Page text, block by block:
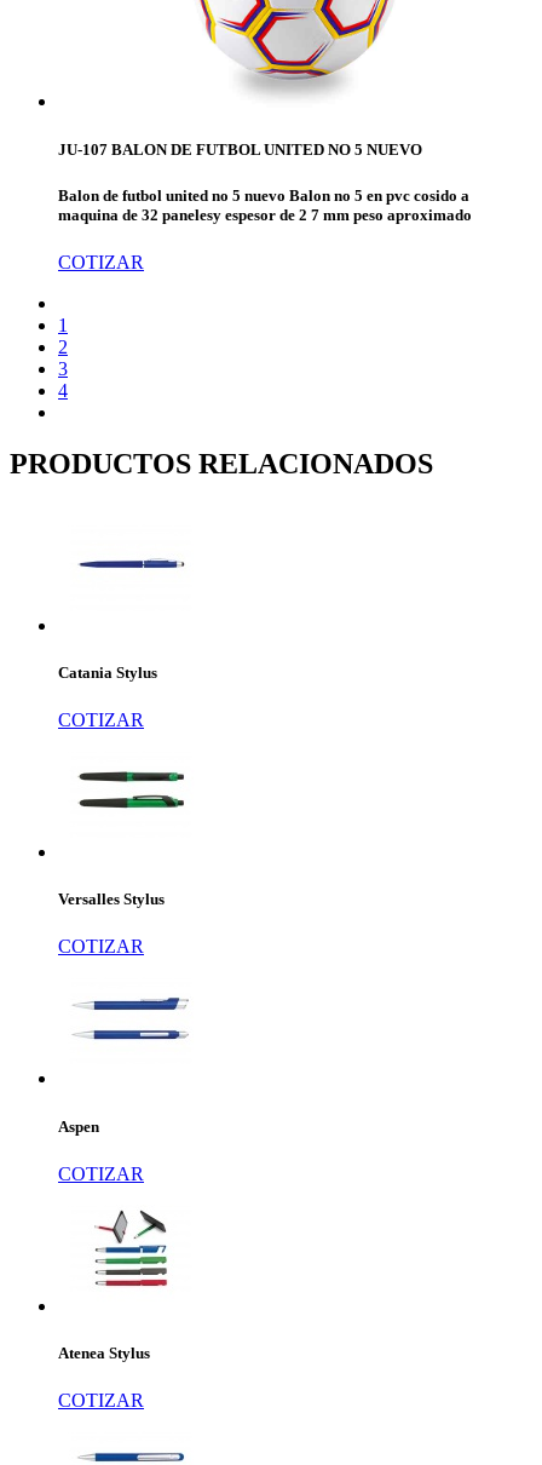
JU-107 BALON DE FUTBOL UNITED NO 5 NUEVO
Balon de futbol united no 5 nuevo Balon no 5 en pvc cosido a
maquina de 32 panelesy espesor de 2 7 mm peso aproximado
COTIZAR
1
2
3
4
PRODUCTOS RELACIONADOS
Catania Stylus
COTIZAR
Versalles Stylus
COTIZAR
Aspen
COTIZAR
Atenea Stylus
COTIZAR